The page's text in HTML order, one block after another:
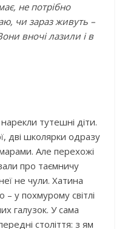
не потрібно
чи зараз живуть –
вночі лазили і в
тутешні діти.
дві школярки одразу
Але перехожі
про таємничу
не чули. Хатина
у похмурому світлі
галузок. У сама
століття: з ям